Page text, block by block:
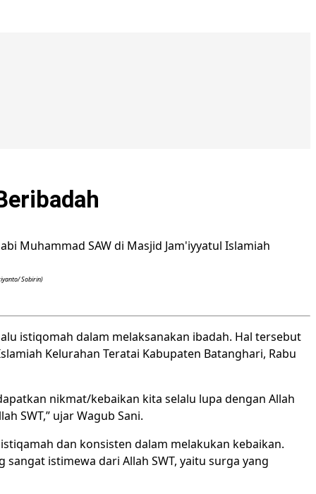
Sobirin)
istiqomah dalam melaksanakan ibadah. Hal tersebut
Kelurahan Teratai Kabupaten Batanghari, Rabu
nikmat/kebaikan kita selalu lupa dengan Allah
SWT,” ujar Wagub Sani.
dan konsisten dalam melakukan kebaikan.
istimewa dari Allah SWT, yaitu surga yang